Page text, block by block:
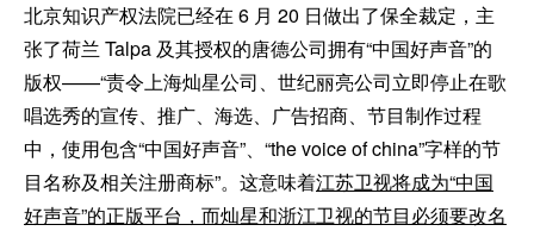
北京知识产权法院已经在 6 月 20 日做出了保全裁定，主
张了荷兰 Talpa 及其授权的唐德公司拥有“中国好声音”的
版权——“责令上海灿星公司、世纪丽亮公司立即停止在歌
唱选秀的宣传、推广、海选、广告招商、节目制作过程
中，使用包含“中国好声音”、“the voice of china”字样的节
目名称及相关注册商标”。这意味着江苏卫视将成为“中国
好声音”的正版平台，而灿星和浙江卫视的节目必须要改名